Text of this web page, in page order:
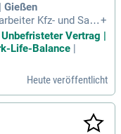
Gießen
Kfz- und Sach
Hessen, Deutschla
38 Stund
ab sofort.
+
Vertrag |
Life-Balance |
Heute veröffentlicht